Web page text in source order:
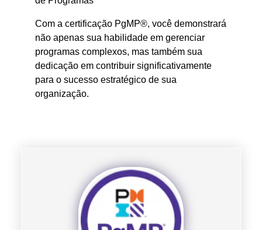
Com a certificação PgMP®, você demonstrará
não apenas sua habilidade em gerenciar
programas complexos, mas também sua
dedicação em contribuir significativamente
para o sucesso estratégico de sua
organização.